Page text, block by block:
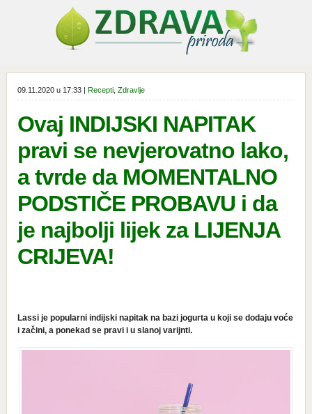
09.11.2020 u 17:33 | Recepti, Zdravlje
Ovaj INDIJSKI NAPITAK
pravi se nevjerovatno lako,
a tvrde da MOMENTALNO
PODSTIČE PROBAVU i da
je najbolji lijek za LIJENJA
CRIJEVA!
Lassi je popularni indijski napitak na bazi jogurta u koji se dodaju voće
i začini, a ponekad se pravi i u slanoj varijnti.